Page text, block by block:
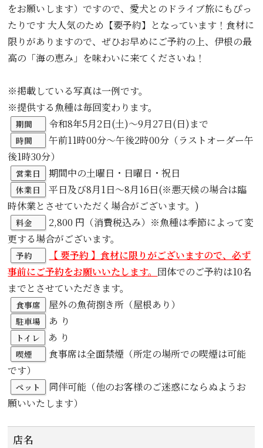
をお願いします）ですので、愛犬とのドライブ旅にもぴっ
たりです 大人気のため【要予約】となっています！食材に
限りがありますので、ぜひお早めにご予約の上、伊根の最
高の「海の恵み」を味わいに来てくださいね！
※掲載している写真は一例です。
※提供する魚種は毎回変わります。
期間 令和8年5月2日(土)～9月27日(日)まで
時間
午前11時00分～午後2時00分（ラストオーダー午
後1時30分）
営業日 期間中の土曜日・日曜日・祝日
休業日
平日及び8月1日～8月16日(※悪天候の場合は臨
時休業とさせていただく場合がございます。)
料金
2,800 円（消費税込み）※魚種は季節によって変
更する場合がございます。
予約
【 要予約 】食材に限りがございますので、必ず
事前にご予約をお願いいたします。 団体でのご予約は10名
までとさせていただきます。
食事席 屋外の魚荷捌き所（屋根あり）
駐車場 あ り
トイレ あ り
喫煙
食事席は全面禁煙（所定の場所での喫煙は可能
です）
ペット
同伴可能（他のお客様のご迷惑にならぬようお
願いいたします）
店名